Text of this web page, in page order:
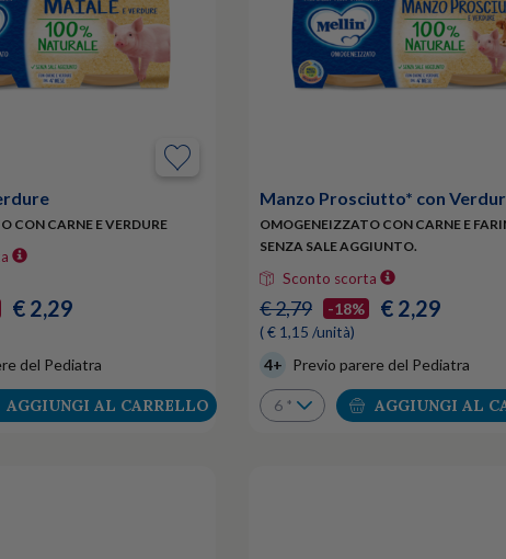
CON CARNE E VERDURE
€ 2,29
del Pediatra
AGGIUNGI AL CARRELLO
Manzo Prosciutto* con
OMOGENEIZZATO CON CARNE E
SENZA SALE AGGIUNTO.
Sconto scorta
€ 2,79 -18% € 2,29
( € 1,15 /unità)
4+ Previo parere del Pediatra
AGGIUNGI AL